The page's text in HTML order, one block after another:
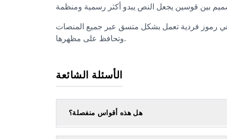
هي رموز فردية تعمل بشكل متسق عبر جميع المنصات
وتحافظ على مظهرها.
الأسئلة الشائعة
هل هذه أقواس منفصلة؟